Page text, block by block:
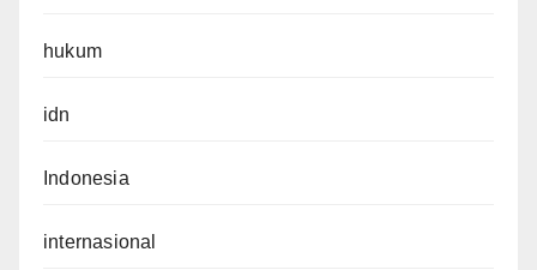
hukum
idn
Indonesia
internasional